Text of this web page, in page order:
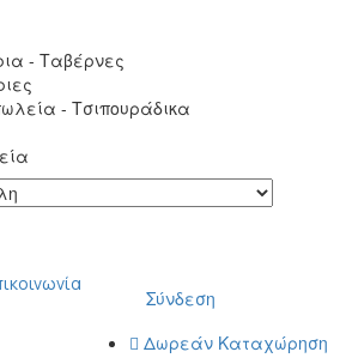
- Ταβέρνες
- Τσιπουράδικα
Σύνδεση
Δωρεάν Καταχώρηση